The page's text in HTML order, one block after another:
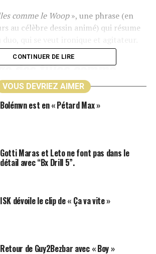
comme le Woop », une phrase (en
au célèbre dessin animé) qui résume
des filles comme
par Orvs (Solalune, etc…) met en
en vago, se dandinant
leurs sons avec un soupçon
parlant, nos deux artistes, Stal
comme peu de rappeurs français
Une petite French touch sur une
final un combo relativement efficace.
découvrir Stal et Nezo (i300) et leur
Pécule » juste en dessous :
CONTINUER DE LIRE
VOUS DEVRIEZ AIMER
Bolémvn est en « Pétard Max »
Gotti Maras et Leto ne font pas dans le
détail avec “Bx Drill 5”.
ISK dévoile le clip de « Ça va vite »
Retour de Guy2Bezbar avec « Boy »